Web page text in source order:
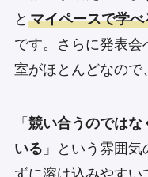
と マイペースで学べ
です。さらに発表
室がほとんどなので
「 競い合うのではな
いる 」という雰囲
ずに溶け込みやすい